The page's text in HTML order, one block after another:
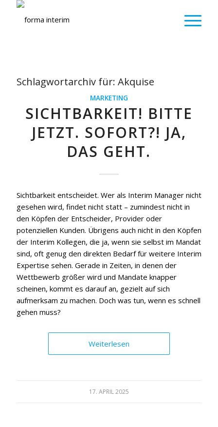
Schlagwortarchiv für: Akquise
MARKETING
SICHTBARKEIT! BITTE
JETZT. SOFORT?! JA,
DAS GEHT.
Sichtbarkeit entscheidet. Wer als Interim Manager nicht
gesehen wird, findet nicht statt – zumindest nicht in
den Köpfen der Entscheider, Provider oder
potenziellen Kunden. Übrigens auch nicht in den Köpfen
der Interim Kollegen, die ja, wenn sie selbst im Mandat
sind, oft genug den direkten Bedarf für weitere Interim
Expertise sehen. Gerade in Zeiten, in denen der
Wettbewerb größer wird und Mandate knapper
scheinen, kommt es darauf an, gezielt auf sich
aufmerksam zu machen. Doch was tun, wenn es schnell
gehen muss?
Weiterlesen
17. APRIL 2025